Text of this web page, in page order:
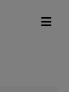
Open